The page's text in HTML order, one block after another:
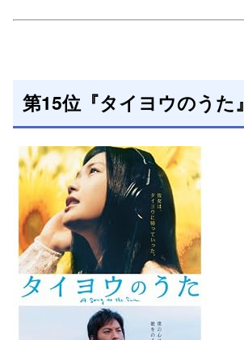
第15位『タイヨウのうた』